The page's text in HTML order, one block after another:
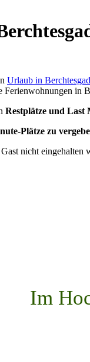
Urlaub in
in
Restplätze und Last
Plätze zu
nicht
Im